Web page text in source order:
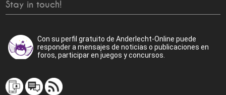
Stay in touch!
Con su perfil gratuito de Anderlecht-Online puede
responder a mensajes de noticias o publicaciones en
foros, participar en juegos y concursos.